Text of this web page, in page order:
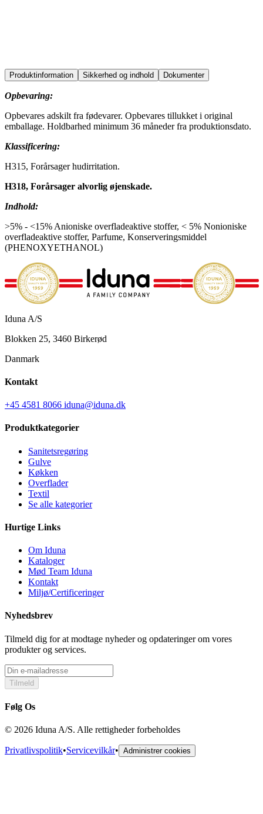
Produktinformation Sikkerhed og indhold Dokumenter
Opbevaring:
Opbevares adskilt fra fødevarer. Opbevares tillukket i original
emballage. Holdbarhed minimum 36 måneder fra produktionsdato.
Klassificering:
H315, Forårsager hudirritation.
H318, Forårsager alvorlig øjenskade.
Indhold:
>5% - <15% Anioniske overfladeaktive stoffer, < 5% Nonioniske
overfladeaktive stoffer, Parfume, Konserveringsmiddel
(PHENOXYETHANOL)
Iduna A/S
Blokken 25, 3460 Birkerød
Danmark
Kontakt
+45 4581 8066 iduna@iduna.dk
Produktkategorier
Sanitetsregøring
Gulve
Køkken
Overflader
Textil
Se alle kategorier
Hurtige Links
Om Iduna
Kataloger
Mød Team Iduna
Kontakt
Miljø/Certificeringer
Nyhedsbrev
Tilmeld dig for at modtage nyheder og opdateringer om vores
produkter og services.
Tilmeld
Følg Os
© 2026 Iduna A/S. Alle rettigheder forbeholdes
Privatlivspolitik•Servicevilkår• Administrer cookies